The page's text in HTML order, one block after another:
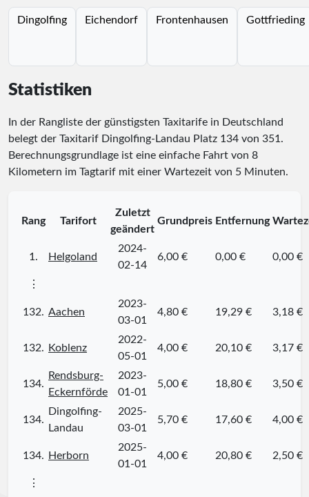
Dingolfing Eichendorf Frontenhausen Gottfrieding
Statistiken
In der Rangliste der günstigsten Taxitarife in Deutschland
belegt der Taxitarif Dingolfing-Landau Platz 134 von 351.
Berechnungsgrundlage ist eine einfache Fahrt von 8
Kilometern im Tagtarif mit einer Wartezeit von 5 Minuten.
Rang Tarifort
Zuletzt
geändert
Grundpreis Entfernung
1. Helgoland
2024-
02-14
6,00 € 0,00 € 0,00 €
⋮
132. Aachen
2023-
03-01
4,80 € 19,29 € 3,18 €
132. Koblenz
2022-
05-01
4,00 € 20,10 € 3,17 €
134.
Rendsburg-
Eckernförde
2023-
01-01
5,00 € 18,80 € 3,50 €
134.
Dingolfing-
Landau
2025-
03-01
5,70 € 17,60 € 4,00 €
134. Herborn
2025-
01-01
4,00 € 20,80 € 2,50 €
⋮